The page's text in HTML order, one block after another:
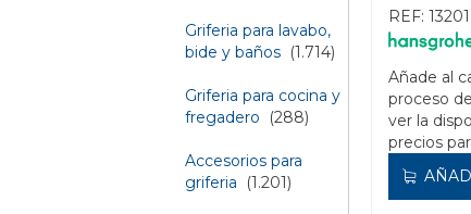
Griferia para lavabo,
bide y baños (1.714)
Griferia para cocina y
fregadero
(288)
Accesorios para
griferia
(1.201)
REF:
Añade al
proceso
ver la
precios